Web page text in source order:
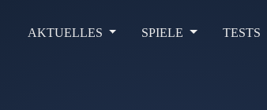
AKTUELLES SPIELE TESTS